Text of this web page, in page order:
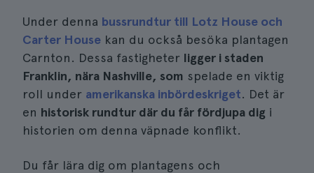
Under denna bussrundtur till Lotz House och
Carter House kan du också besöka plantagen
Carnton. Dessa fastigheter ligger i staden
Franklin, nära Nashville, som spelade en viktig
roll under amerikanska inbördeskriget. Det är
en historisk rundtur där du får fördjupa dig i
historien om denna väpnade konflikt.
Du får lära dig om plantagens och